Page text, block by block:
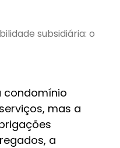
condomínio
mas a
a